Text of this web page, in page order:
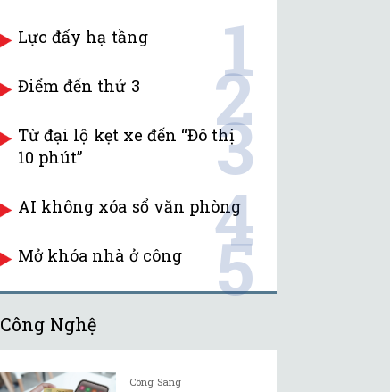
Lực đẩy hạ tầng 1
Điểm đến thứ 3 2
Từ đại lộ kẹt xe đến “Đô thị
10 phút”
3
AI không xóa sổ văn phòng
4
Mở khóa nhà ở công 5
Công Nghệ
Công Sang